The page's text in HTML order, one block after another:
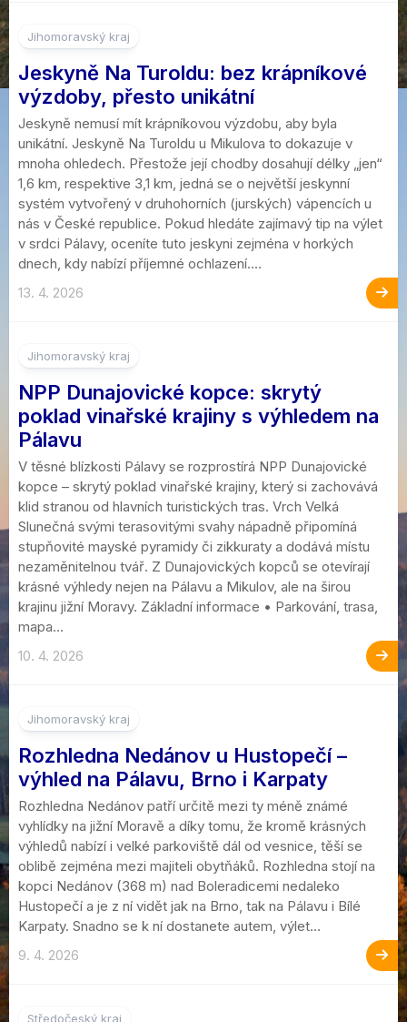
Jihomoravský kraj
Jeskyně Na Turoldu: bez krápníkové
výzdoby, přesto unikátní
Jeskyně nemusí mít krápníkovou výzdobu, aby byla
unikátní. Jeskyně Na Turoldu u Mikulova to dokazuje v
mnoha ohledech. Přestože její chodby dosahují délky „jen“
1,6 km, respektive 3,1 km, jedná se o největší jeskynní
systém vytvořený v druhohorních (jurských) vápencích u
nás v České republice. Pokud hledáte zajímavý tip na výlet
v srdci Pálavy, oceníte tuto jeskyni zejména v horkých
dnech, kdy nabízí příjemné ochlazení....
13. 4. 2026
Jihomoravský kraj
NPP Dunajovické kopce: skrytý
poklad vinařské krajiny s výhledem na
Pálavu
V těsné blízkosti Pálavy se rozprostírá NPP Dunajovické
kopce – skrytý poklad vinařské krajiny, který si zachovává
klid stranou od hlavních turistických tras. Vrch Velká
Slunečná svými terasovitými svahy nápadně připomíná
stupňovité mayské pyramidy či zikkuraty a dodává místu
nezaměnitelnou tvář. Z Dunajovických kopců se otevírají
krásné výhledy nejen na Pálavu a Mikulov, ale na širou
krajinu jižní Moravy. Základní informace • Parkování, trasa,
mapa...
10. 4. 2026
Jihomoravský kraj
Rozhledna Nedánov u Hustopečí –
výhled na Pálavu, Brno i Karpaty
Rozhledna Nedánov patří určitě mezi ty méně známé
vyhlídky na jižní Moravě a díky tomu, že kromě krásných
výhledů nabízí i velké parkoviště dál od vesnice, těší se
oblibě zejména mezi majiteli obytňáků. Rozhledna stojí na
kopci Nedánov (368 m) nad Boleradicemi nedaleko
Hustopečí a je z ní vidět jak na Brno, tak na Pálavu i Bílé
Karpaty. Snadno se k ní dostanete autem, výlet...
9. 4. 2026
Středočeský kraj